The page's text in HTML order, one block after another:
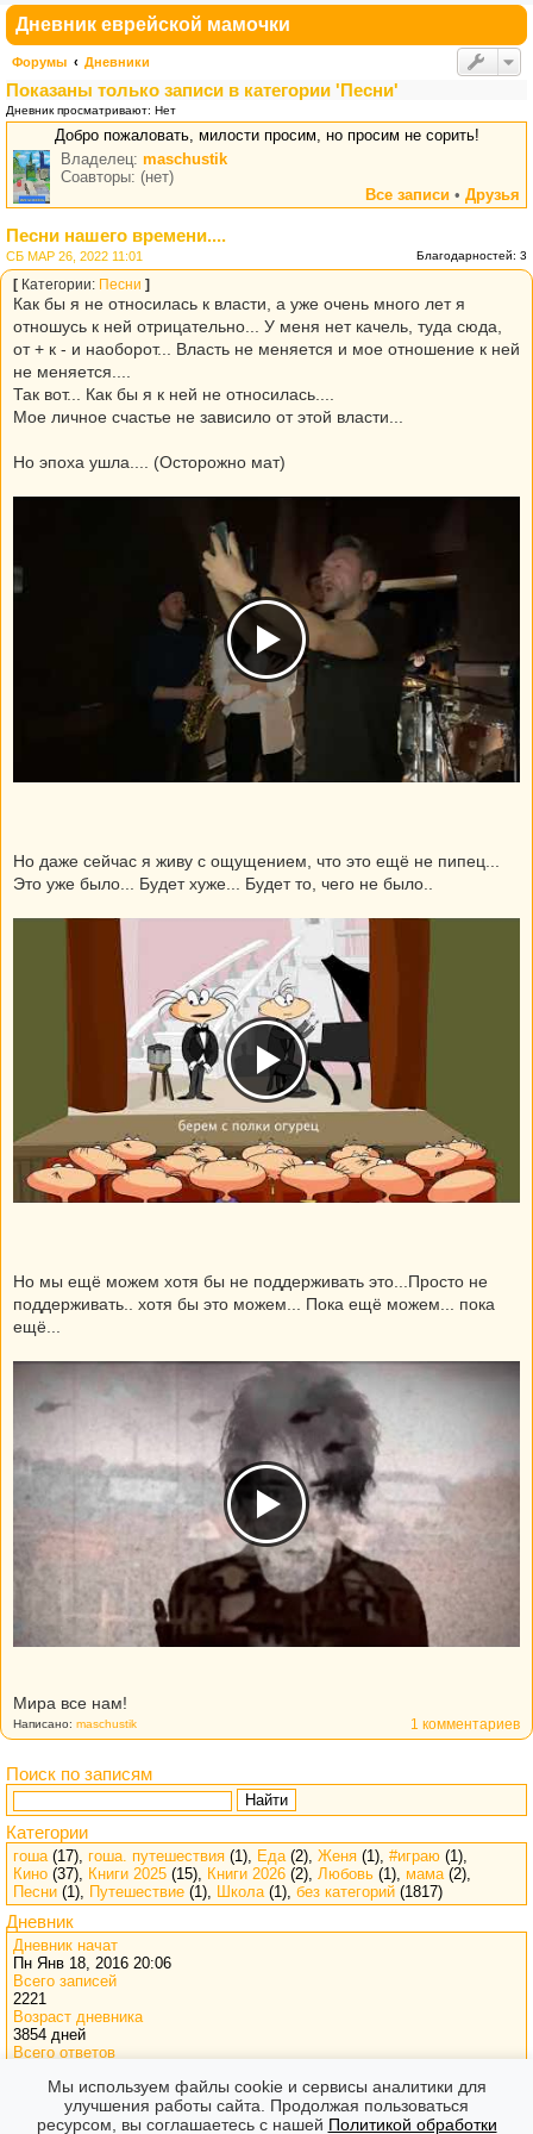
Дневник еврейской мамочки
Форумы Дневники
Показаны только записи в категории 'Песни'
Дневник просматривают: Нет
Добро пожаловать, милости просим, но просим не сорить!
Владелец: maschustik
Соавторы: (нет)
Все записи • Друзья
Песни нашего времени....
Благодарностей: 3
СБ МАР 26, 2022 11:01
[ Категории: Песни ]
Как бы я не относилась к власти, а уже очень много лет я
отношусь к ней отрицательно... У меня нет качель, туда сюда,
от + к - и наоборот... Власть не меняется и мое отношение к ней
не меняется....
Так вот... Как бы я к ней не относилась....
Мое личное счастье не зависило от этой власти...
Но эпоха ушла.... (Осторожно мат)
Но даже сейчас я живу с ощущением, что это ещё не пипец...
Это уже было... Будет хуже... Будет то, чего не было..
Но мы ещё можем хотя бы не поддерживать это...Просто не
поддерживать.. хотя бы это можем... Пока ещё можем... пока
ещё...
Мира все нам!
1 комментариев
Написано: maschustik
Поиск по записям
Найти
Категории
гоша (17), гоша. путешествия (1), Еда (2), Женя (1), #играю (1),
Кино (37), Книги 2025 (15), Книги 2026 (2), Любовь (1), мама (2),
Песни (1), Путешествие (1), Школа (1), без категорий (1817)
Дневник
Дневник начат
Пн Янв 18, 2016 20:06
Всего записей
2221
Возраст дневника
3854 дней
Всего ответов
ВизитовМы используем файлы cookie и сервисы аналитики для
улучшения работы сайта. Продолжая пользоваться
ресурсом, вы соглашаетесь с нашей Политикой обработки